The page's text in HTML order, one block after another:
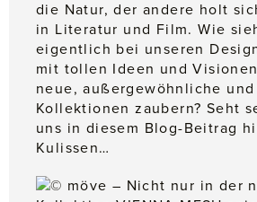
die Natur, der andere holt
in Literatur und Film. Wie
eigentlich bei unseren
mit tollen Ideen und
neue, außergewöhnliche und
Kollektionen zaubern? Seht
uns in diesem Blog-Beitrag
Kulissen…